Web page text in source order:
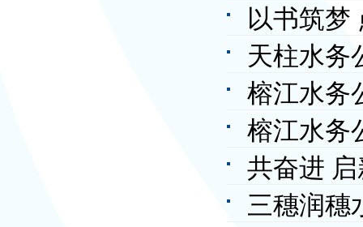
以书筑
进天柱白
天柱水务
榕江水务
榕江水务
共奋进
满完成
三穗润穗